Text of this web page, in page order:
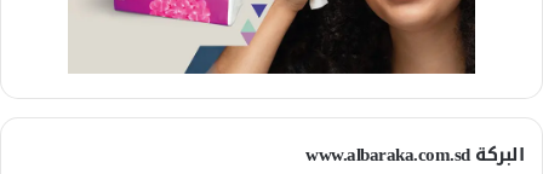
البركة www.albaraka.com.sd